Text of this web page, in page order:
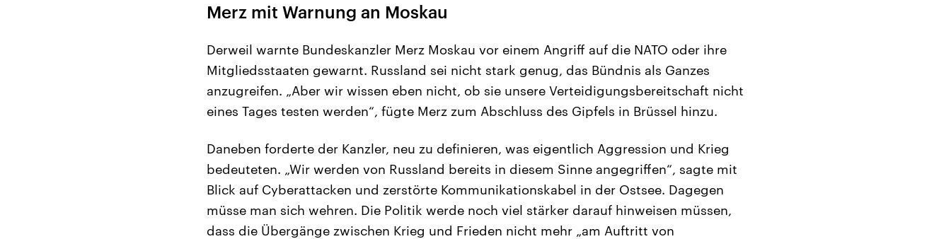
Merz mit Warnung an Moskau
Derweil warnte Bundeskanzler Merz Moskau vor einem Angriff auf die NATO oder ihre
Mitgliedsstaaten gewarnt. Russland sei nicht stark genug, das Bündnis als Ganzes
anzugreifen. „Aber wir wissen eben nicht, ob sie unsere Verteidigungsbereitschaft nicht
eines Tages testen werden“, fügte Merz zum Abschluss des Gipfels in Brüssel hinzu.
Daneben forderte der Kanzler, neu zu definieren, was eigentlich Aggression und Krieg
bedeuteten. „Wir werden von Russland bereits in diesem Sinne angegriffen“, sagte mit
Blick auf Cyberattacken und zerstörte Kommunikationskabel in der Ostsee. Dagegen
müsse man sich wehren. Die Politik werde noch viel stärker darauf hinweisen müssen,
dass die Übergänge zwischen Krieg und Frieden nicht mehr „am Auftritt von